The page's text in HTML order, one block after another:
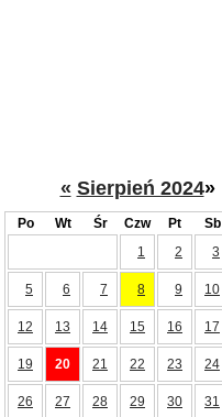
« Sierpień 2024»
Po Wt Śr Czw Pt Sb
1
2 3
5 6 7 8 9 10
12 13 14 15 16 17
19 20 21 22 23 24
26 27 28 29 30 31